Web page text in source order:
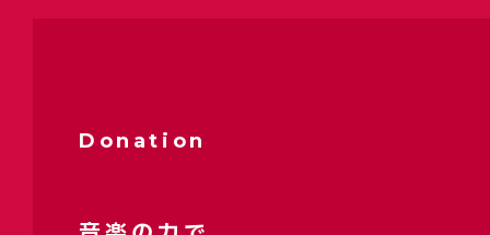
Donation